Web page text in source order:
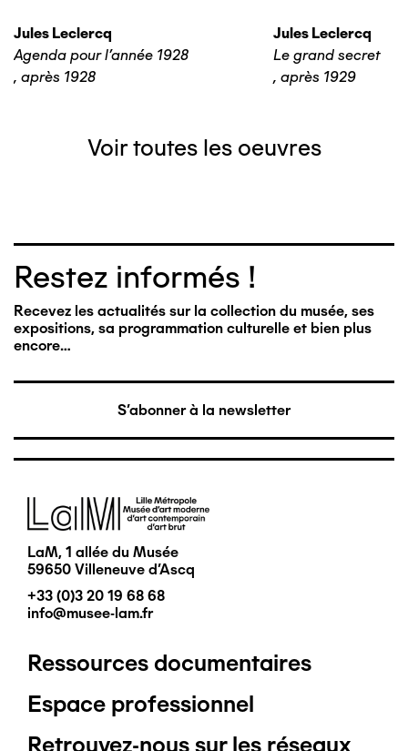
Jules Leclercq
Agenda pour l'année 1928
, après 1928
Jules Leclercq
Le grand secret
, après 1929
Voir toutes les oeuvres
Restez informés !
Recevez les actualités sur la collection du musée, ses
expositions, sa programmation culturelle et bien plus
encore…
S'abonner à la newsletter
Image
LaM, 1 allée du Musée
59650 Villeneuve d'Ascq
+33 (0)3 20 19 68 68
info@musee-lam.fr
Pied
de
Ressources documentaires
Espace professionnel
Retrouvez-nous sur les réseaux